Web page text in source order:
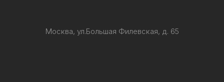
Москва, ул.Большая Филевская, д. 65